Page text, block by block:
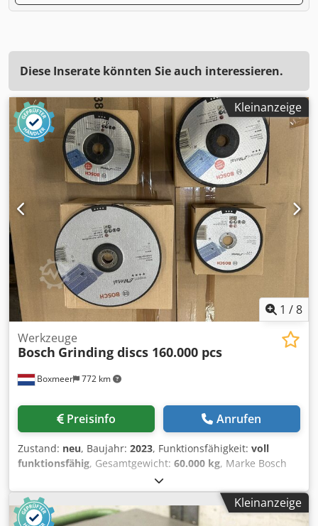
Diese Inserate könnten Sie auch interessieren.
Kleinanzeige
1 /8
Boxmeer 772 km
Werkzeuge
Bosch Grinding discs 160.000 pcs
Preisinfo Anrufen
Zustand: neu, Baujahr: 2023, Funktionsfähigkeit: voll
funktionsfähig, Gesamtgewicht: 60.000 kg, Marke Bosch
Baujahr: Unused, 2022/2023 Gewicht (Kg) ca 60000 netto
Dodpjwk Iy Hefx Agfskr Stuckzahl auf Lager ca 160.000
Hergestellt in China Kommentare List available by request
Verkaufsbedingung Smaller quantities possible, contact us
Kleinanzeige